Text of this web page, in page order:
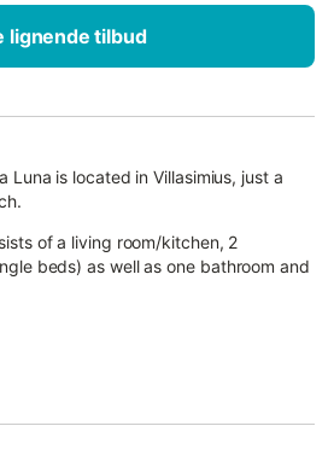
lignende tilbud
Luna is located in Villasimius, just a
of a living room/kitchen, 2
beds) as well as one bathroom and
terraces (one at the front of